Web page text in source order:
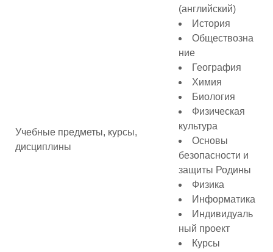
Учебные предметы, курсы,
дисциплины
(английский)
История
Обществозна
ние
География
Химия
Биология
Физическая
культура
Основы
безопасности и
защиты Родины
Физика
Информатика
Индивидуаль
ный проект
Курсы